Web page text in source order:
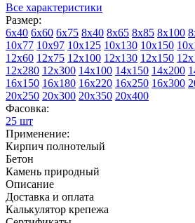
Все характеристики
Размер:
6х40 6х60 6х75 8х40 8х65 8х85 8х100
10х77 10х97 10х125 10х130 10х150
12х60 12х75 12х100 12х130 12х150
12х280 12х300 14х100 14х150 14х200
16х150 16х180 16х220 16х250 16х300
20х250 20х300 20х350 20х400
Фасовка:
25 шт
Применение:
Кирпич полнотелый
Бетон
Камень природный
Описание
Доставка и оплата
Калькулятор крепежа